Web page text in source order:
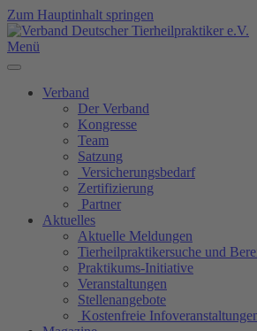
Zum Hauptinhalt springen
Menü
Verband
Der Verband
Kongresse
Team
Satzung
Versicherungsbedarf
Zertifizierung
Partner
Aktuelles
Aktuelle Meldungen
Tierheilpraktikersuche und
Praktikums-Initiative
Veranstaltungen
Stellenangebote
Kostenfreie